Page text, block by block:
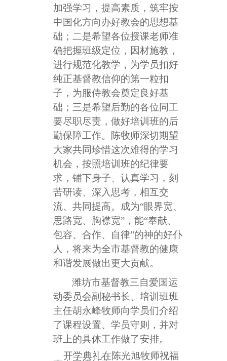
加强学习，提高素质，筑牢按
中国化方向办好教会的思想基
础；二是希望各位授课老师准
确把握班级定位，因材施教，
进行规范化教学，为学员扣好
纯正基督教信仰的第一粒扣
子，为服侍教会奠定良好基
础；三是希望后勤的各位同工
要尽职尽责，做好培训班的后
勤保障工作。陈牧师深切期望
大家共同珍惜这次难得的学习
机会，按照培训班的纪律要
求，铺下身子、认真学习，刻
苦研读、深入思考，相互交
流、共同提高。成为“眼界宽、
思路宽、胸襟宽”，能“奉献、
包容、合作、自律”的神的好仆
人，将来为全市基督教的健康
和谐发展做出更大贡献。
潍坊市基督教三自爱国运
动委员会副秘书长、培训班班
主任胡永峰牧师向学员们介绍
了课程设置、学员守则，并对
班上的具体工作做了安排。
开学典礼在陈光旭牧师祝福